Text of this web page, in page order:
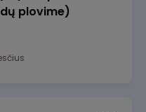
plovime)